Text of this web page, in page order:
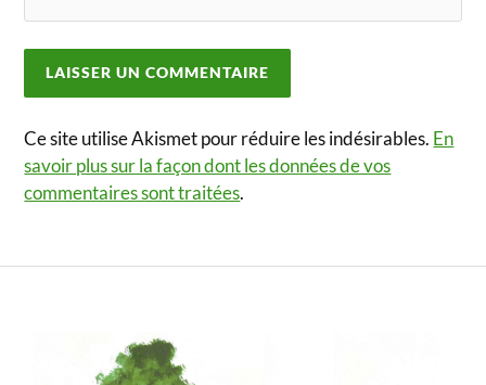
Ce site utilise Akismet pour réduire les indésirables. En
savoir plus sur la façon dont les données de vos
commentaires sont traitées.